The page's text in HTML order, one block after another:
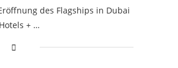
des Flagships in Dubai
+ …